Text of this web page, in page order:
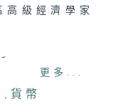
高級經濟學家
顧問主管 李
更多...
,貨幣